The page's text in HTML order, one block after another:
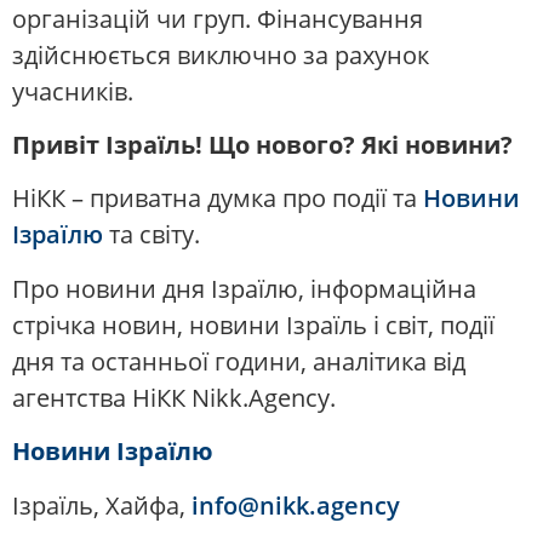
організацій чи груп. Фінансування
здійснюється виключно за рахунок
учасників.
Привіт Ізраїль! Що нового? Які новини?
НіКК – приватна думка про події та Новини
Ізраїлю та світу.
Про новини дня Ізраїлю, інформаційна
стрічка новин, новини Ізраїль і світ, події
дня та останньої години, аналітика від
агентства НіКК Nikk.Agency.
Новини Ізраїлю
Ізраїль, Хайфа, info@nikk.agency